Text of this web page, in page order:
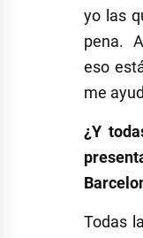
yo las
pena.
eso
me
¿Y
Todas